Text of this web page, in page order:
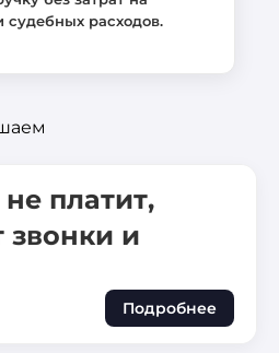
судебных расходов.
платит,
звонки и
Подробнее